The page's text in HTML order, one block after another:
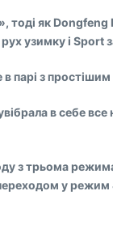
як
узимку і Sport
парі з
в себе
з трьома
у